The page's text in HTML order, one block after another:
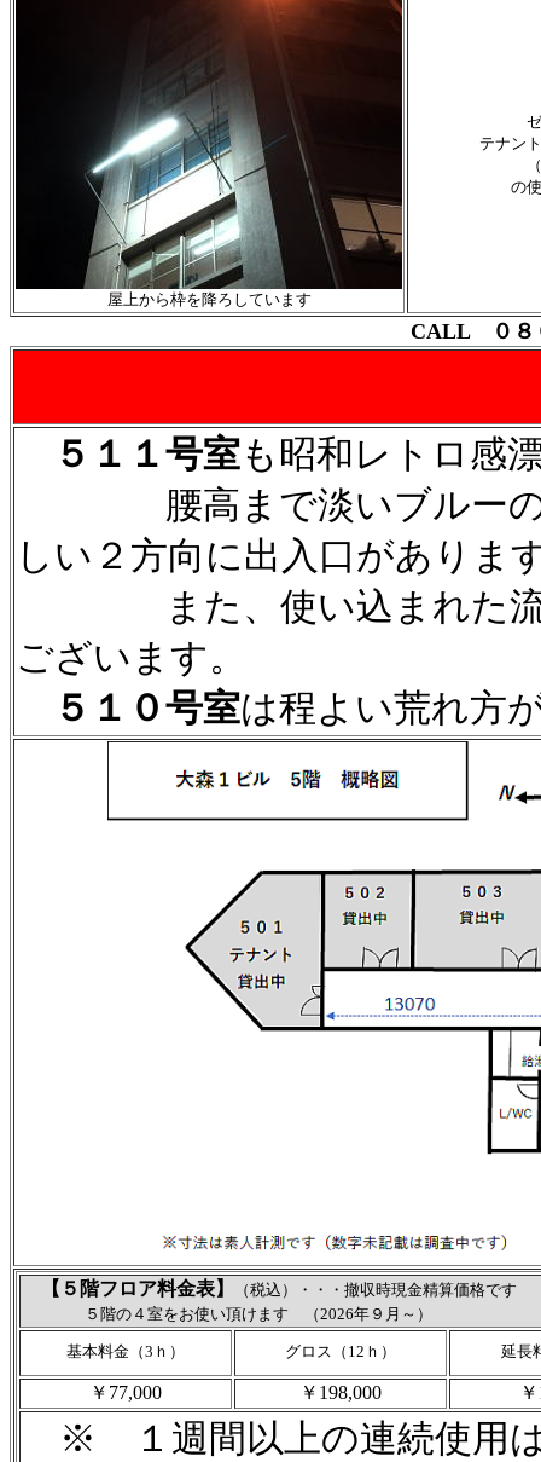
屋上から枠を降ろしています
ゼ
テナン
の
CALL ０８
５１１号室も昭和レトロ感
腰高まで淡いブルーの壁
しい２方向に出入口がありま
また、使い込まれた流し
ございます。
５１０号室は程よい荒れ方
【５階フロア料金表】
（税込）・・・撤収時現金精算価格です
５階の４室をお使い頂けます （2026年９月～）
基本料金（3ｈ） グロス（12ｈ） 延長
￥77,000 ￥198,000
※ １週間以上の連続使用は